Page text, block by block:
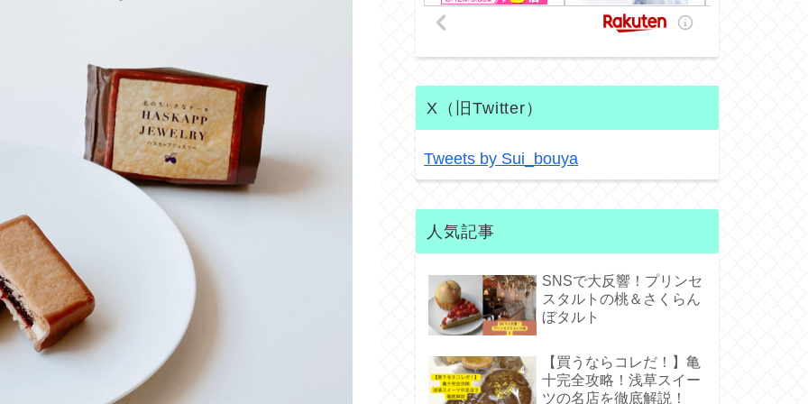
X（旧Twitter）
Tweets by Sui_bouya
人気記事
SNSで大反響！プリンセ
スタルトの桃＆さくらん
ぼタルト
【買うならコレだ！】亀
十完全攻略！浅草スイー
ツの名店を徹底解説！